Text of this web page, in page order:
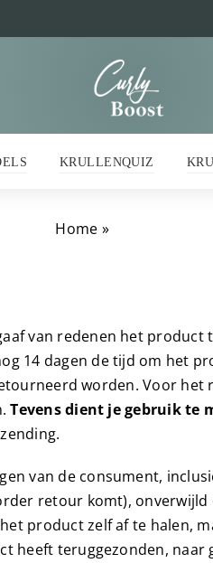
KRULLENQUIZ
Home »
van redenen het
14 dagen de tijd om het
worden. Voor
Tevens dient je gebruik te
van de consument,
retour komt),
product zelf af te halen,
teruggezonden,